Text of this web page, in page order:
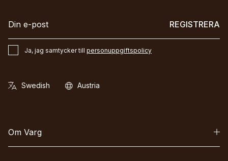
REGISTRERA
Ja, jag samtycker till personuppgiftspolicy
Om Varg